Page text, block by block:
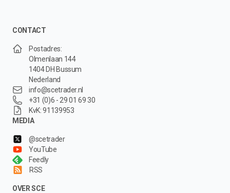
CONTACT
Postadres:
Olmenlaan 144
1404 DH Bussum
Nederland
info@scetrader.nl
+31 (0)6 - 29 01 69 30
KvK: 91139953
MEDIA
@scetrader
YouTube
Feedly
RSS
OVER SCE